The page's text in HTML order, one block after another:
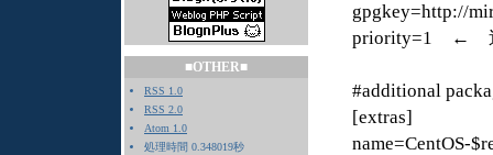
■OTHER■
RSS 1.0
RSS 2.0
Atom 1.0
処理時間 0.348019秒
gpgkey=http://
priority=1 ←
#additional
[extras]
name=CentOS-